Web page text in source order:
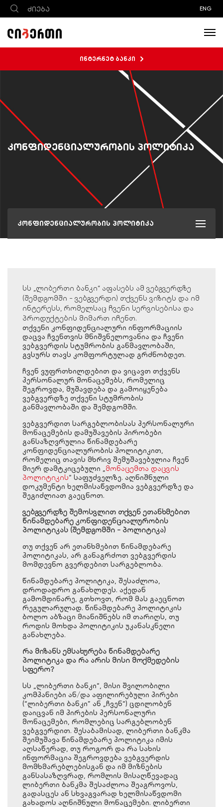
ENG
ინტერნეტ ბანკი
კონფიდენციალურობის პოლიტიკა
კონფიდენციალურობის პოლიტიკა
სს „ლიბერთი ბანკი“ აფასებს ამ ვებგვერდზე
(შემდგომში - ვებგვერდი) თქვენს ვიზიტს და იმ
ინტერესს, რომელსაც ჩვენი სერვისებისა და
პროდუქტების მიმართ იჩენთ.
თქვენი კონფიდენციალური ინფორმაციის
დაცვა ჩვენთვის მნიშვნელოვანია და ჩვენი
ვებგვერდის სტუმრობის განმავლობაში,
გვსურს თავს კომფორტულად გრძნობდეთ.
ჩვენ ვუფრთხილდებით და ვიცავთ თქვენს
პერსონალურ მონაცემებს, რომელიც
შეგროვდა, მუშავდება და გამოიყენება
ვებგვერდზე თქვენი სტუმრობის
განმავლობაში და შემდგომში.
ვებგვერდით სარგებლობისას პერსონალური
მონაცემების დამუშავების პირობები
განსაზღვრულია წინამდებარე
კონფიდენციალურობის პოლიტიკით,
რომელიც თავის მხრივ შემუშავებულია ჩვენ
მიერ დამტკიცებული „ მონაცემთა დაცვის
პოლიტიკის“ საფუძველზე. აღნიშნული
დოკუმენტი ხელმისაწვდომია ვებგვერდზე და
შეგიძლიათ გაეცნოთ.
ვებგვერდზე შემოსვლით თქვენ ეთანხმებით
წინამდებარე კონფიდენციალურობის
პოლიტიკას (შემდგომში - პოლიტიკა)
თუ თქვენ არ ეთანხმებით წინამდებარე
პოლიტიკას, არ განაგრძოთ ვებგვერდის
მომდევნო გვერდებით სარგებლობა.
წინამდებარე პოლიტიკა, შესაძლოა,
დროდადრო განახლდეს. აქედან
გამომდინარე, გთხოვთ, რომ მას გაეცნოთ
რეგულარულად. წინამდებარე პოლიტიკის
ბოლო აბზაცი მიანიშნებს იმ თარიღს, თუ
როდის მოხდა პოლიტიკის უკანასკნელი
განახლება.
რა მიზანს ემსახურება წინამდებარე
პოლიტიკა და რა არის მისი მოქმედების
სფერო?
სს „ლიბერთი ბანკი“, მისი შვილობილი
კომპანიები ან/და აფილირებული პირები
(“ლიბერთი ბანკი” ან „ჩვენ“) ცდილობენ
დაიცვან იმ პირების პერსონალური
მონაცემები, რომლებიც სარგებლობენ
ვებგვერდით. შესაბამისად, ლიბერთი ბანკმა
შეიმუშავა წინამდებარე პოლიტიკა იმის
აღსაწერად, თუ როგორ და რა სახის
ინფორმაცია შეგროვდება ვებგვერდის
მომხმარებლებისგან და იმ მიზნების
განსასაზღვრად, რომლის მისაღწევადაც
ლიბერთი ბანკმა შესაძლოა შეაგროვოს,
გადასცეს ან სხვაგვარად ხელმისაწვდომი
გახადოს აღნიშნული მონაცემები. ლიბერთი